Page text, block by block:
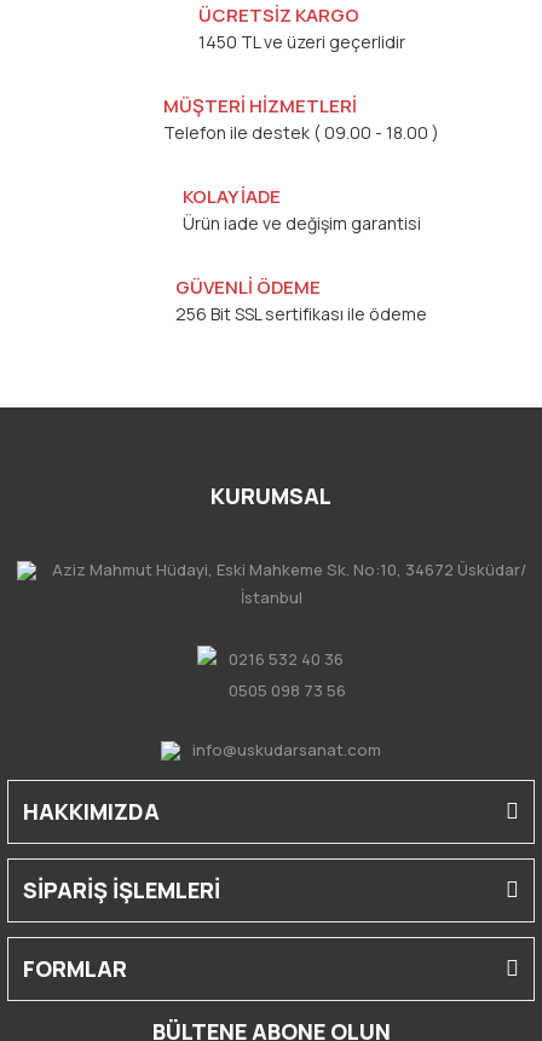
ÜCRETSİZ KARGO
1450 TL ve üzeri geçerlidir
MÜŞTERİ HİZMETLERİ
Telefon ile destek ( 09.00 - 18.00 )
KOLAY İADE
Ürün iade ve değişim garantisi
GÜVENLİ ÖDEME
256 Bit SSL sertifikası ile ödeme
KURUMSAL
Aziz Mahmut Hüdayi, Eski Mahkeme Sk. No:10, 34672 Üsküdar/
İstanbul
0216 532 40 36
0505 098 73 56
info@uskudarsanat.com
HAKKIMIZDA
SİPARİŞ İŞLEMLERİ
FORMLAR
BÜLTENE ABONE OLUN